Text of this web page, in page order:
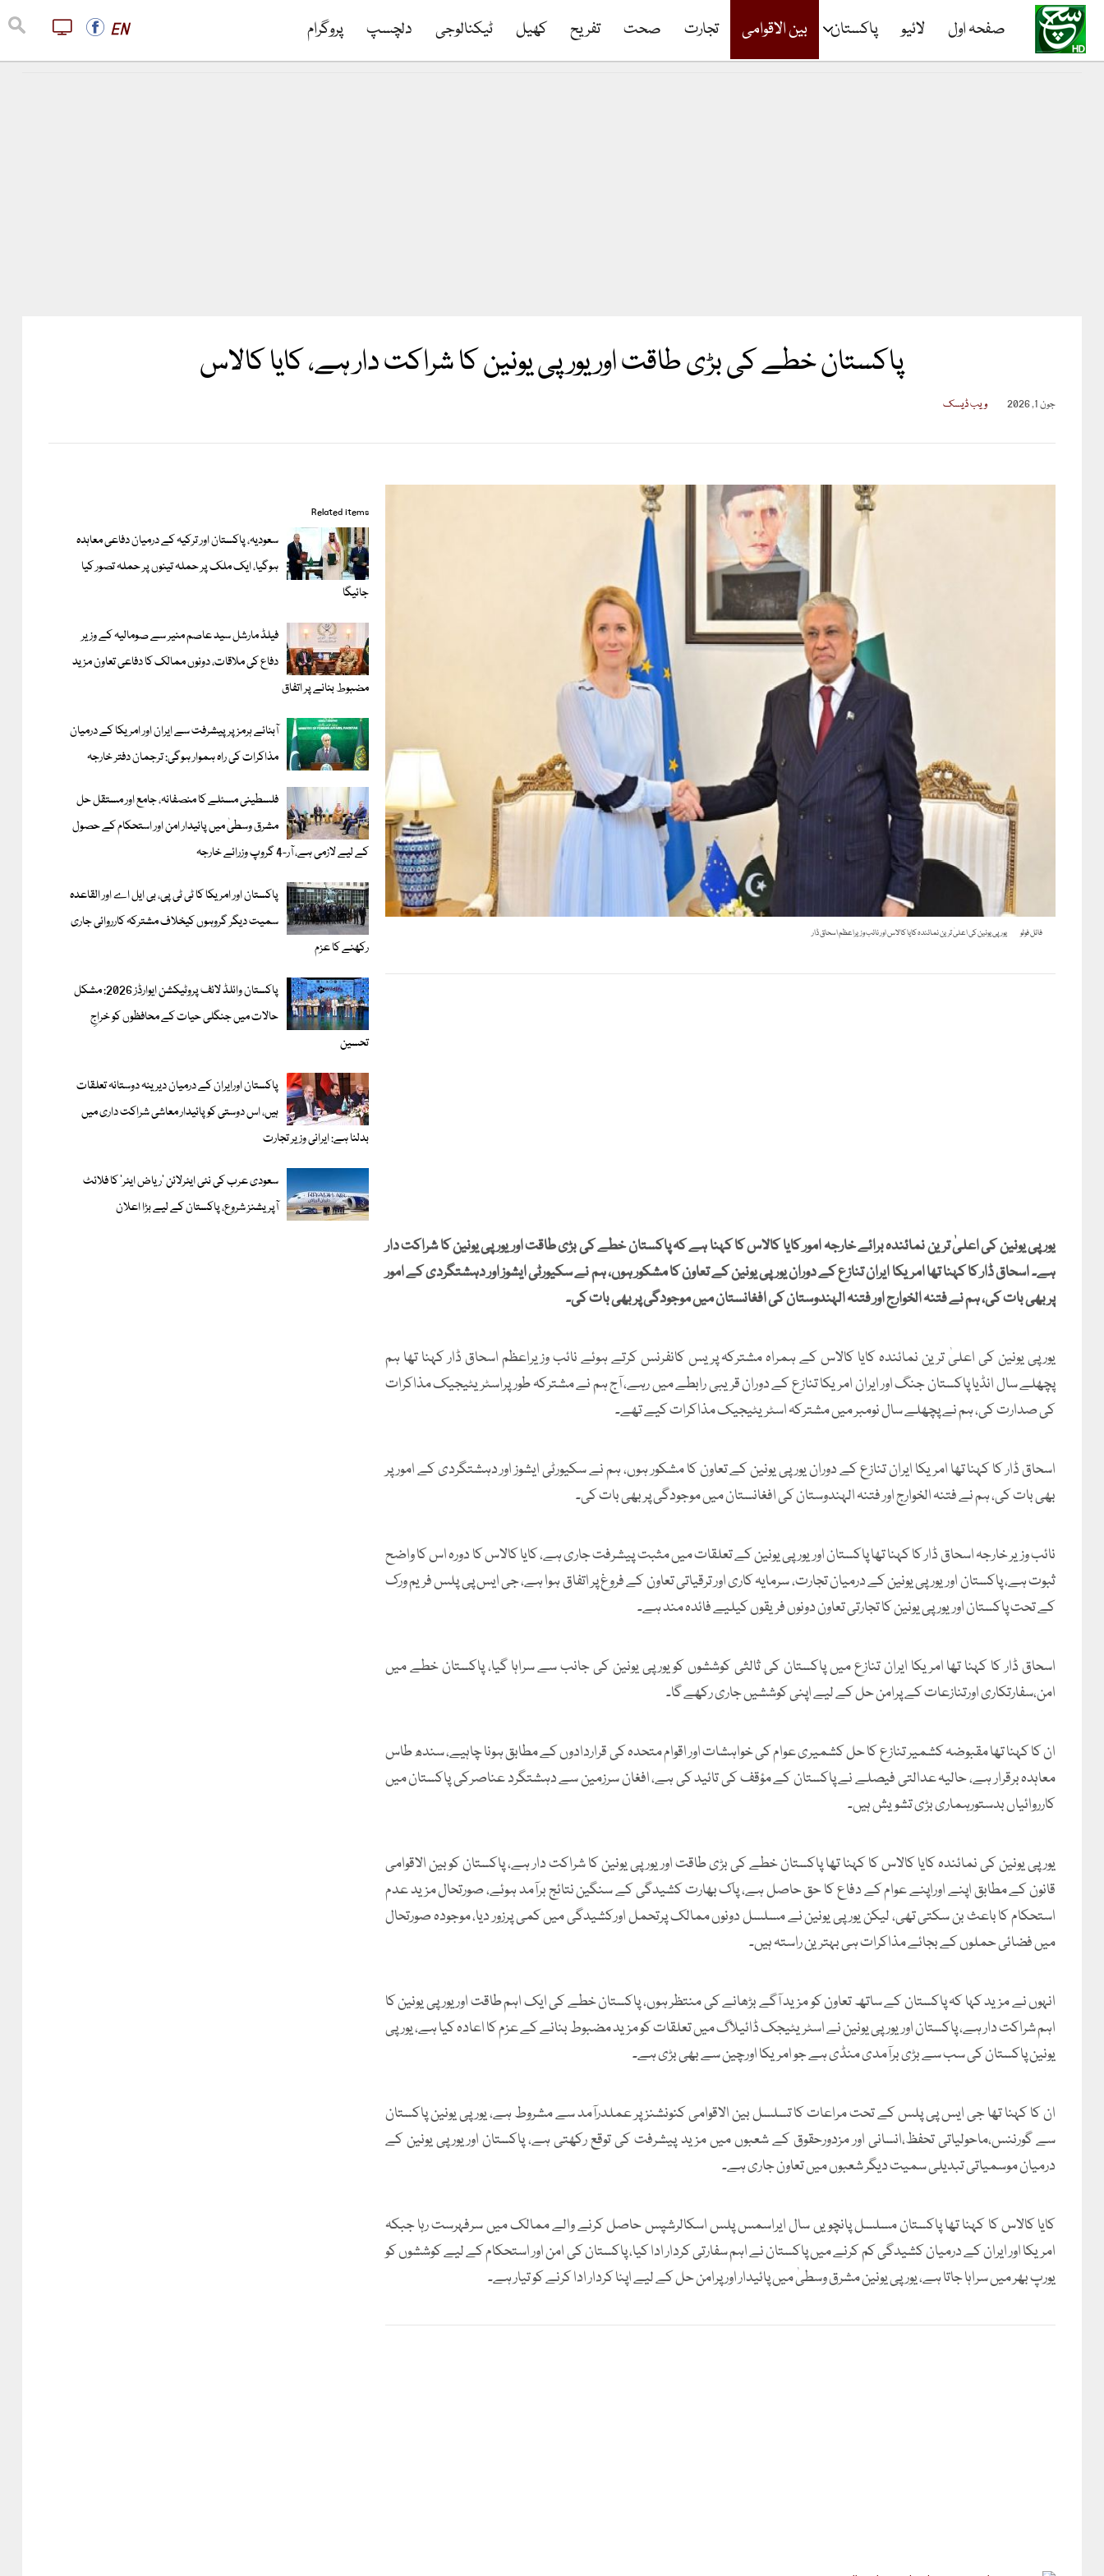
صفحہ اول لائیو پاکستان بین الاقوامی تجارت صحت تفریح کھیل ٹیکنالوجی دلچسپ پروگرام EN
پاکستان خطے کی بڑی طاقت اور یورپی یونین کا شراکت دار ہے، کایا کالاس
جون 1, 2026 ویب ڈیسک
فائل فوٹو یورپی یونین کی اعلیٰ ترین نمائندہ کایا کالاس اور نائب وزیراعظم اسحاق ڈار
یورپی یونین کی اعلیٰ ترین نمائندہ برائے خارجہ امور کایا کالاس کا کہنا ہے کہ پاکستان خطے کی بڑی طاقت اور یورپی یونین کا شراکت دار
ہے۔ اسحاق ڈار کا کہنا تھا امریکا ایران تنازع کے دوران یورپی یونین کے تعاون کا مشکور ہوں، ہم نے سکیورٹی ایشوز اور دہشتگردی کے امور
پر بھی بات کی، ہم نے فتنہ الخوارج اور فتنہ الہندوستان کی افغانستان میں موجودگی پر بھی بات کی۔
یورپی یونین کی اعلیٰ ترین نمائندہ کایا کالاس کے ہمراہ مشترکہ پریس کانفرنس کرتے ہوئے نائب وزیراعظم اسحاق ڈار کہنا تھا ہم
پچھلے سال انڈیا پاکستان جنگ اور ایران امریکا تنازع کے دوران قریبی رابطے میں رہے، آج ہم نے مشترکہ طورپراسٹریٹیجیک مذاکرات
کی صدارت کی، ہم نے پچھلے سال نومبر میں مشترکہ اسٹریٹیجیک مذاکرات کیے تھے۔
اسحاق ڈار کا کہنا تھا امریکا ایران تنازع کے دوران یورپی یونین کے تعاون کا مشکور ہوں، ہم نے سکیورٹی ایشوز اور دہشتگردی کے امور پر
بھی بات کی، ہم نے فتنہ الخوارج اور فتنہ الہندوستان کی افغانستان میں موجودگی پر بھی بات کی۔
نائب وزیر خارجہ اسحاق ڈار کا کہنا تھا پاکستان اور یورپی یونین کے تعلقات میں مثبت پیشرفت جاری ہے، کایا کالاس کا دورہ اس کا واضح
ثبوت ہے، پاکستان اوریورپی یونین کے درمیان تجارت، سرمایہ کاری اور ترقیاتی تعاون کے فروغ پر اتفاق ہوا ہے، جی ایس پی پلس فریم ورک
کے تحت پاکستان اوریورپی یونین کا تجارتی تعاون دونوں فریقوں کیلیے فائدہ مند ہے۔
اسحاق ڈار کا کہنا تھا امریکا ایران تنازع میں پاکستان کی ثالثی کوششوں کویورپی یونین کی جانب سے سراہا گیا، پاکستان خطے میں
امن،سفارتکاری اورتنازعات کے پرامن حل کے لیے اپنی کوششیں جاری رکھے گا۔
ان کا کہنا تھا مقبوضہ کشمیر تنازع کا حل کشمیری عوام کی خواہشات اور اقوام متحدہ کی قراردادوں کے مطابق ہونا چاہیے، سندھ طاس
معاہدہ برقرار ہے، حالیہ عدالتی فیصلے نے پاکستان کے مؤقف کی تائید کی ہے، افغان سرزمین سے دہشتگرد عناصرکی پاکستان میں
کارروائیاں بدستورہماری بڑی تشویش ہیں۔
یورپی یونین کی نمائندہ کایا کالاس کا کہنا تھا پاکستان خطے کی بڑی طاقت اور یورپی یونین کا شراکت دار ہے، پاکستان کوبین الاقوامی
قانون کے مطابق اپنے اوراپنے عوام کے دفاع کا حق حاصل ہے، پاک بھارت کشیدگی کے سنگین نتائج برآمد ہوئے، صورتحال مزید عدم
استحکام کا باعث بن سکتی تھی، لیکن یورپی یونین نے مسلسل دونوں ممالک پرتحمل اورکشیدگی میں کمی پرزور دیا، موجودہ صورتحال
میں فضائی حملوں کے بجائے مذاکرات ہی بہترین راستہ ہیں۔
انہوں نے مزید کہا کہ پاکستان کے ساتھ تعاون کو مزید آگے بڑھانے کی منتظر ہوں، پاکستان خطے کی ایک اہم طاقت اور یورپی یونین کا
اہم شراکت دار ہے، پاکستان اوریورپی یونین نے اسٹریٹیجک ڈائیلاگ میں تعلقات کو مزید مضبوط بنانے کے عزم کا اعادہ کیا ہے، یورپی
یونین پاکستان کی سب سے بڑی برآمدی منڈی ہے جو امریکا اورچین سے بھی بڑی ہے۔
ان کا کہنا تھا جی ایس پی پلس کے تحت مراعات کا تسلسل بین الاقوامی کنونشنز پر عملدرآمد سے مشروط ہے، یورپی یونین پاکستان
سے گورننس،ماحولیاتی تحفظ،انسانی اور مزدورحقوق کے شعبوں میں مزید پیشرفت کی توقع رکھتی ہے، پاکستان اوریورپی یونین کے
درمیان موسمیاتی تبدیلی سمیت دیگر شعبوں میں تعاون جاری ہے۔
کایا کالاس کا کہنا تھا پاکستان مسلسل پانچویں سال ایراسمس پلس اسکالرشپس حاصل کرنے والے ممالک میں سرفہرست رہا جبکہ
امریکا اور ایران کے درمیان کشیدگی کم کرنے میں پاکستان نے اہم سفارتی کردار ادا کیا، پاکستان کی امن اور استحکام کے لیے کوششوں کو
یورپ بھر میں سراہا جاتا ہے، یورپی یونین مشرق وسطیٰ میں پائیدار اور پرامن حل کے لیے اپنا کردار ادا کرنے کو تیار ہے۔
Related items
سعودیہ، پاکستان اور ترکیہ کے درمیان دفاعی معاہدہ
ہوگیا، ایک ملک پر حملہ تینوں پر حملہ تصور کیا
جائیگا
فیلڈ مارشل سید عاصم منیر سے صومالیہ کے وزیر
دفاع کی ملاقات، دونوں ممالک کا دفاعی تعاون مزید
مضبوط بنانے پر اتفاق
آبنائے ہرمز پر پیشرفت سے ایران اور امریکا کے درمیان
مذاکرات کی راہ ہموار ہوگی: ترجمان دفتر خارجہ
فلسطینی مسئلے کا منصفانہ، جامع اور مستقل حل
مشرق وسطیٰ میں پائیدار امن اور استحکام کے حصول
کے لیے لازمی ہے، آر-4 گروپ وزرائے خارجہ
پاکستان اور امریکا کا ٹی ٹی پی، بی ایل اے اور القاعدہ
سمیت دیگر گروہوں کیخلاف مشترکہ کارروائی جاری
رکھنے کا عزم
پاکستان وائلڈ لائف پروٹیکشن ایوارڈز 2026: مشکل
حالات میں جنگلی حیات کے محافظوں کو خراجِ
تحسین
پاکستان اورایران کے درمیان دیرینہ دوستانہ تعلقات
ہیں، اس دوستی کوپائیدار معاشی شراکت داری میں
بدلنا ہے: ایرانی وزیر تجارت
سعودی عرب کی نئی ایئرلائن ‘ریاض ایئر’ کا فلائٹ
آپریشنز شروع، پاکستان کے لیے بڑا اعلان